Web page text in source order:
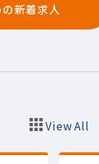
新着求人
View All